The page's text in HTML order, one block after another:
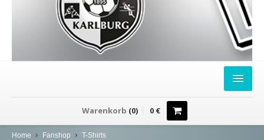
FANSHOP
Warenkorb (0) 0€
Home Fanshop T-Shirts